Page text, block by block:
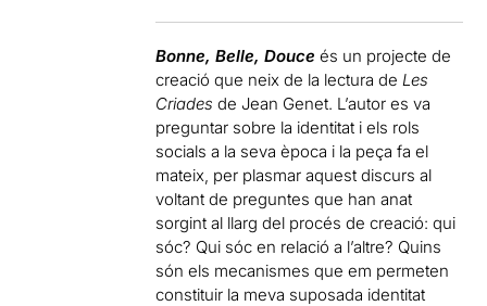
Bonne, Belle, Douce és un projecte de
creació que neix de la lectura de Les
Criades de Jean Genet. L’autor es va
preguntar sobre la identitat i els rols
socials a la seva època i la peça fa el
mateix, per plasmar aquest discurs al
voltant de preguntes que han anat
sorgint al llarg del procés de creació: qui
sóc? Qui sóc en relació a l’altre? Quins
són els mecanismes que em permeten
constituir la meva suposada identitat